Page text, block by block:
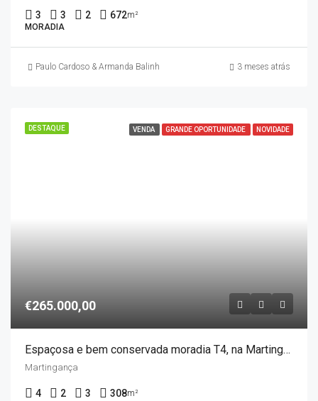
3 3 2 672m²
MORADIA
Paulo Cardoso & Armanda Balinha 3 meses atrás
DESTAQUE VENDA GRANDE OPORTUNIDADE NOVIDADE
€265.000,00
Espaçosa e bem conservada moradia T4, na Martingança – UFPM
Martingança
4 2 3 308m²